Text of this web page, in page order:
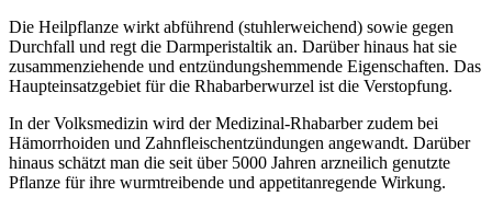
Die Heilpflanze wirkt abführend (stuhlerweichend) sowie gegen
Durchfall und regt die Darmperistaltik an. Darüber hinaus hat sie
zusammenziehende und entzündungshemmende Eigenschaften. Das
Haupteinsatzgebiet für die Rhabarberwurzel ist die Verstopfung.
In der Volksmedizin wird der Medizinal-Rhabarber zudem bei
Hämorrhoiden und Zahnfleischentzündungen angewandt. Darüber
hinaus schätzt man die seit über 5000 Jahren arzneilich genutzte
Pflanze für ihre wurmtreibende und appetitanregende Wirkung.